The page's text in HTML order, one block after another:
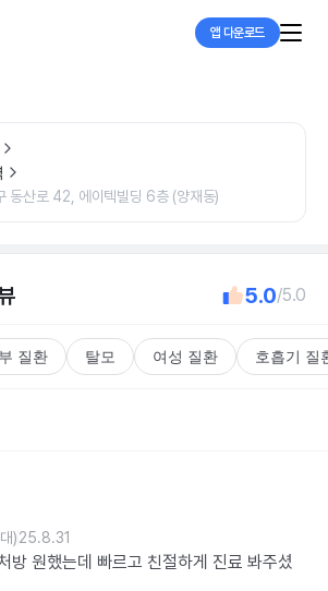
앱 다운로드
동산로 42, 에이텍빌딩 6층 (양재동)
5.0/5.0
질환 탈모 여성 질환 호흡기 질
)25.8.31
방 원했는데 빠르고 친절하게 진료 봐주셨